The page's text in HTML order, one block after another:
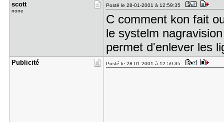
scott
none
Posté le 28-01-2001 à 12:59:35
C comment kon fait
le systelm
permet d'enlever les
Publicité Posté le 28-01-2001 à 12:59:35